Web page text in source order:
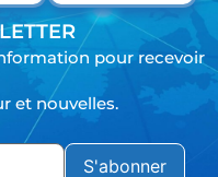
pour recevoir
et nouvelles.